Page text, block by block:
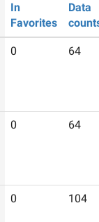
In
Favorites
Data
0 64
0 64
0 104